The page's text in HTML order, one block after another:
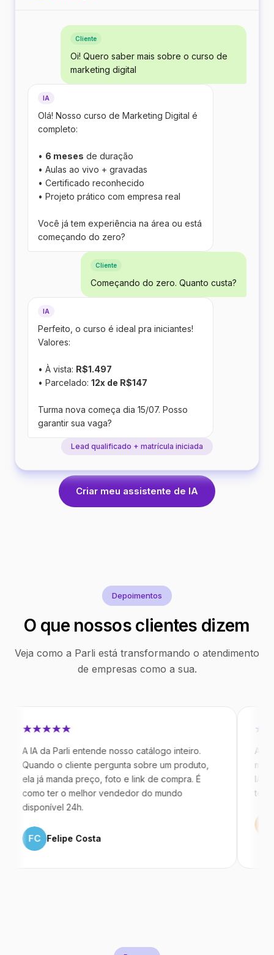
Cliente
Oi! Quero saber mais sobre o curso de
marketing digital
IA
Olá! Nosso curso de Marketing Digital é
completo:
• 6 meses de duração
• Aulas ao vivo + gravadas
• Certificado reconhecido
• Projeto prático com empresa real
Você já tem experiência na área ou está
começando do zero?
Cliente
Começando do zero. Quanto custa?
IA
Perfeito, o curso é ideal pra iniciantes!
Valores:
• À vista: R$1.497
• Parcelado: 12x de R$147
Turma nova começa dia 15/07. Posso
garantir sua vaga?
Lead qualificado + matrícula iniciada
Criar meu assistente de IA
Depoimentos
O que nossos clientes dizem
Veja como a Parli está transformando o atendimento
de empresas como a sua.
da Parli entende nosso catálogo inteiro.
o cliente pergunta sobre um produto,
já manda preço, foto e link de compra. É
ter o melhor vendedor do mundo
24h.
Felipe Costa
Antes da
mandavam
IA atende
temos 40%